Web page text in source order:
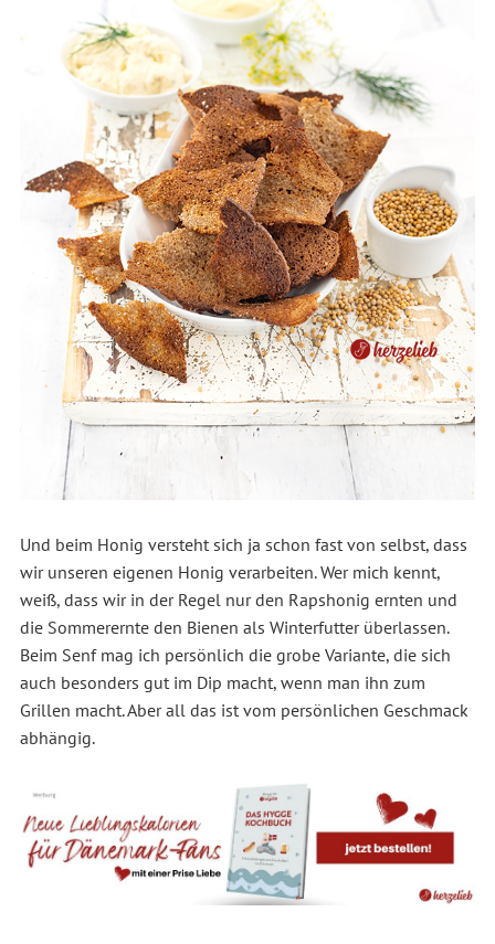
Und beim Honig versteht sich ja schon fast von selbst, dass
wir unseren eigenen Honig verarbeiten. Wer mich kennt,
weiß, dass wir in der Regel nur den Rapshonig ernten und
die Sommerernte den Bienen als Winterfutter überlassen.
Beim Senf mag ich persönlich die grobe Variante, die sich
auch besonders gut im Dip macht, wenn man ihn zum
Grillen macht. Aber all das ist vom persönlichen Geschmack
abhängig.